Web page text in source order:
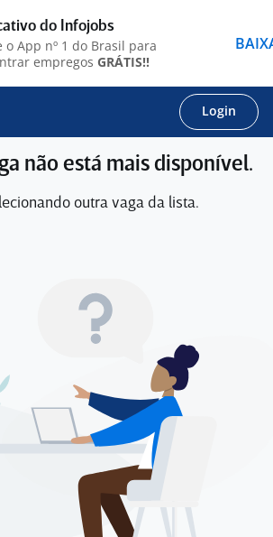
Login
não está mais disponível.
outra vaga da lista.
do Infojobs
o App nº 1 do Brasil para
empregos GRÁTIS!!